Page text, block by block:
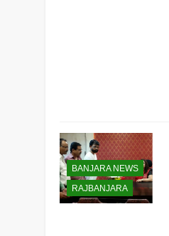
BANJARA NEWS
RAJBANJARA